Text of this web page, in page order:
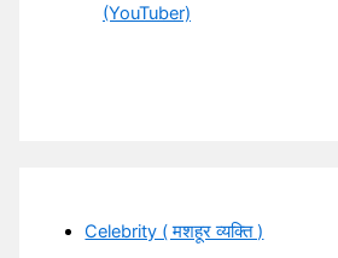
(YouTuber)
Celebrity ( मशहूर व्यक्ति )